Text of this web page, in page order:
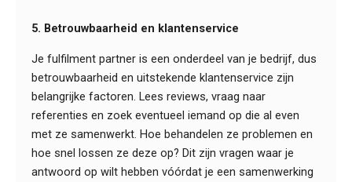
5. Betrouwbaarheid en klantenservice
Je fulfilment partner is een onderdeel van je bedrijf, dus
betrouwbaarheid en uitstekende klantenservice zijn
belangrijke factoren. Lees reviews, vraag naar
referenties en zoek eventueel iemand op die al even
met ze samenwerkt. Hoe behandelen ze problemen en
hoe snel lossen ze deze op? Dit zijn vragen waar je
antwoord op wilt hebben vóórdat je een samenwerking